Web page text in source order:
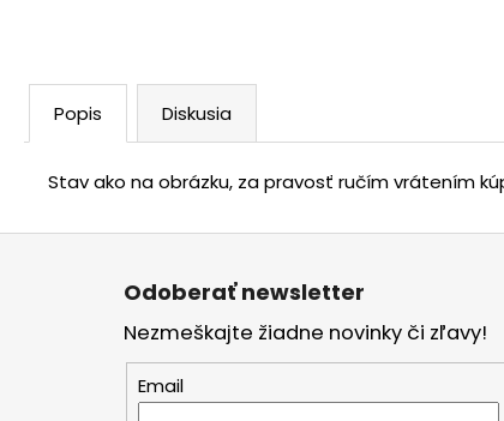
Popis Diskusia
Stav ako na obrázku, za pravosť ručím vrátením
Z
Odoberať newsletter
Nezmeškajte žiadne novinky či zľavy!
Email